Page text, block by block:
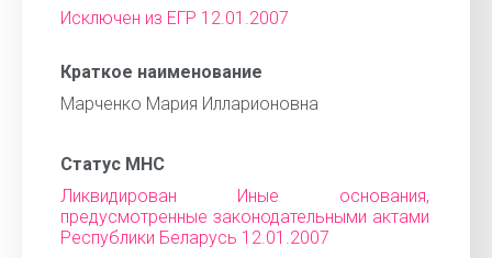
Исключен из ЕГР 12.01.2007
Краткое наименование
Марченко Мария Илларионовна
Статус МНС
Ликвидирован Иные основания,
предусмотренные законодательными актами
Республики Беларусь 12.01.2007